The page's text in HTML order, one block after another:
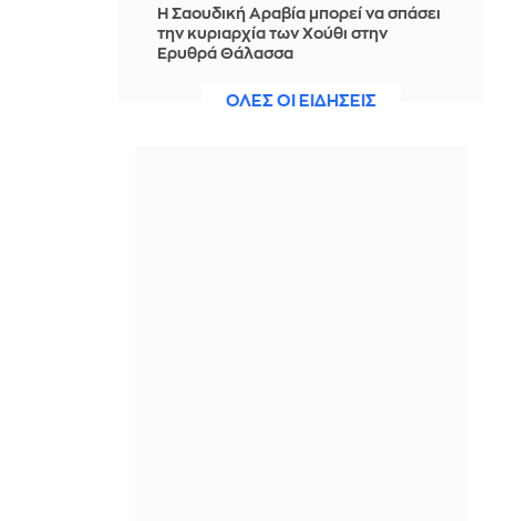
Η Σαουδική Αραβία μπορεί να σπάσει
την κυριαρχία των Χούθι στην
Ερυθρά Θάλασσα
ΟΛΕΣ ΟΙ ΕΙΔΗΣΕΙΣ